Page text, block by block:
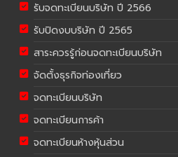
รับจดทะเบียนบริษัท ปี 2566
รับปิดงบบริษัท ปี 2565
สาระควรรู้ก่อนจดทะเบียนบริษัท
จัดตั้งธุรกิจท่องเที่ยว
จดทะเบียนบริษัท
จดทะเบียนการค้า
จดทะเบียนห้างหุ้นส่วน